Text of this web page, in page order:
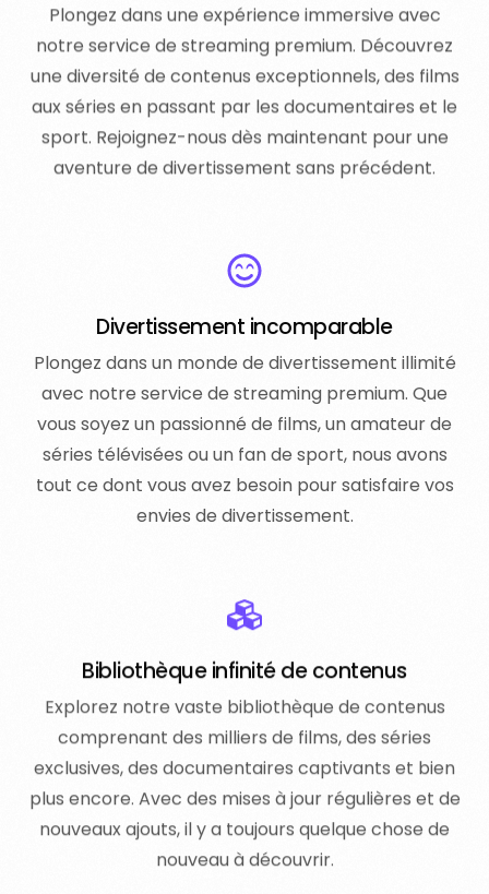
Plongez dans une expérience immersive avec
notre service de streaming premium. Découvrez
une diversité de contenus exceptionnels, des films
aux séries en passant par les documentaires et le
sport. Rejoignez-nous dès maintenant pour une
aventure de divertissement sans précédent.
Divertissement incomparable
Plongez dans un monde de divertissement illimité
avec notre service de streaming premium. Que
vous soyez un passionné de films, un amateur de
séries télévisées ou un fan de sport, nous avons
tout ce dont vous avez besoin pour satisfaire vos
envies de divertissement.
Bibliothèque infinité de contenus
Explorez notre vaste bibliothèque de contenus
comprenant des milliers de films, des séries
exclusives, des documentaires captivants et bien
plus encore. Avec des mises à jour régulières et de
nouveaux ajouts, il y a toujours quelque chose de
nouveau à découvrir.